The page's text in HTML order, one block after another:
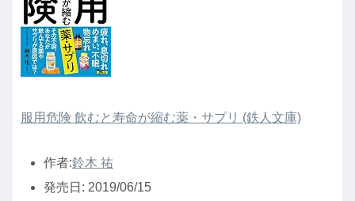
服用危険 飲むと寿命が縮む薬・サプリ (鉄人文庫)
作者:鈴木 祐
発売日: 2019/06/15